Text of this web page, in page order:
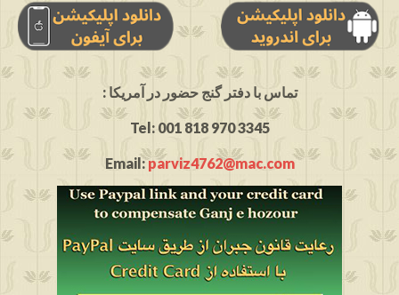
: تماس با دفتر گنج حضور در آمریکا
Tel: 001 818 970 3345
Email:parviz4762@mac.com